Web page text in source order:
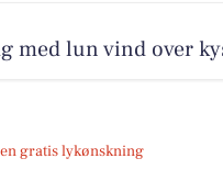
med lun vind over
gratis lykønskning